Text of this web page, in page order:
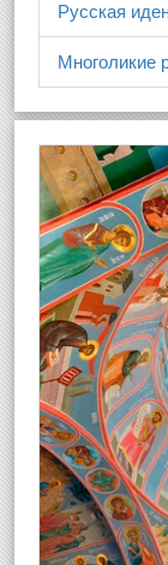
Русская
Многоликие